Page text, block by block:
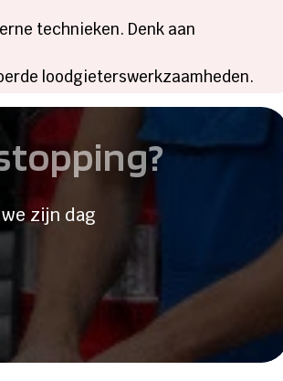
technieken. Denk aan
loodgieterswerkzaamheden.
zijn dag